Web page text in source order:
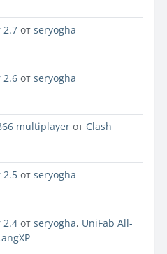
2.7 от seryogha
2.6 от seryogha
multiplayer от Clash
2.5 от seryogha
2.4 от seryogha, UniFab All-